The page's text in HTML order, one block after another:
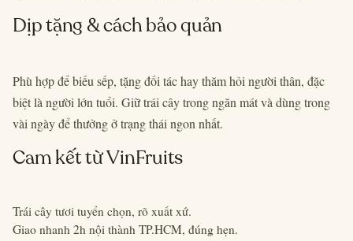
Dịp tặng & cách bảo quản
Phù hợp để biếu sếp, tặng đối tác hay thăm hỏi người thân, đặc
biệt là người lớn tuổi. Giữ trái cây trong ngăn mát và dùng trong
vài ngày để thưởng ở trạng thái ngon nhất.
Cam kết từ VinFruits
Trái cây tươi tuyển chọn, rõ xuất xứ.
Giao nhanh 2h nội thành TP.HCM, đúng hẹn.